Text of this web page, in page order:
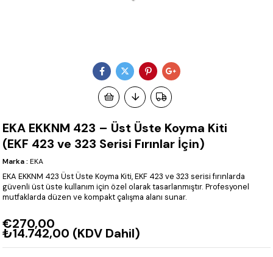
EKA EKKNM 423 – Üst Üste Koyma Kiti
(EKF 423 ve 323 Serisi Fırınlar İçin)
Marka : EKA
EKA EKKNM 423 Üst Üste Koyma Kiti, EKF 423 ve 323 serisi fırınlarda
güvenli üst üste kullanım için özel olarak tasarlanmıştır. Profesyonel
mutfaklarda düzen ve kompakt çalışma alanı sunar.
€270,00
₺14.742,00 (KDV Dahil)